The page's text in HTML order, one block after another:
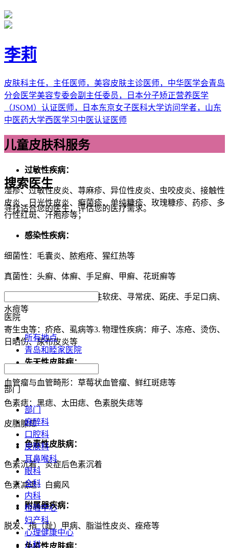
李莉
皮肤科主任，主任医师，美容皮肤主诊医师，中华医学会青岛
分会医学美容专委会副主任委员，日本分子矫正营养医学
（JSOM）认证医师，日本东京女子医科大学访问学者，山东
中医药大学西医学习中医认证医师
儿童皮肤科服务
过敏性疾病：
湿疹、过敏性皮炎、荨麻疹、异位性皮炎、虫咬皮炎、接触性
皮炎、日光性皮炎、癣菌疹、单纯糠疹、玫瑰糠疹、药疹、多
行性红斑、汗疱疹等；
感染性疾病：
细菌性：毛囊炎、脓疱疮、猩红热等
真菌性：头癣、体癣、手足癣、甲癣、花斑癣等
病毒性：单纯疱疹、传染性软疣、寻常疣、跖疣、手足口病、
水痘等
寄生虫等：疥疮、虱病等3. 物理性疾病：痱子、冻疮、烫伤、
日晒伤、尿布皮炎等
先天性皮肤病：
血管瘤与血管畸形：草莓状血管瘤、鲜红斑痣等
色素痣：黑痣、太田痣、色素脱失痣等
皮脂腺痣
色素性皮肤病：
色素沉着：炎症后色素沉着
色素减退：白癜风
附属器疾病：
脱发、指（趾）甲病、脂溢性皮炎、痤疮等
搜索医生
寻找适合您的医生，评估您的医疗需求。
医院
所有地点
青岛和睦家医院
部门
部门
麻醉科
口腔科
皮肤科
耳鼻喉科
眼科
全科
内科
检验中心
妇产科
心理健康中心
儿科